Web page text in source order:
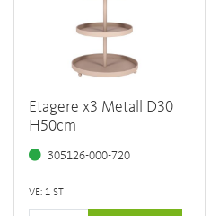
Etagere x3 Metall D30
H50cm
305126-000-720
VE: 1 ST